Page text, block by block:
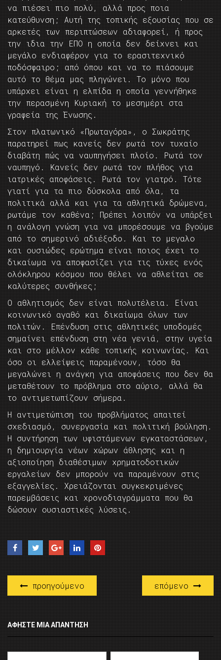
να πιέσει πιο πολύ, αλλά προς ποια
κατεύθυνση; Αυτή της τοπικής εξουσίας που σε
αρκετές των περιπτώσεων αδιαφορεί, ή προς
την ιδια την ΕΠΟ η οποία δεν δείχνει και
μεγάλο ενδιαφέρον για το ερασιτεχνικό
ποδόσφαιρο; από όπου και να το πιάσουμε
αυτό το θέμα μας πληγώνει. Το μόνο που
υπάρχει είναι η ελπίδα η οποία γεννήθηκε
την περασμένη Κυριακή το μεσημέρι στα
γραφεία της Ένωσης.
Στον πλατωνικό «Πρωταγόρα», ο Σωκράτης
παρατηρεί πως κανείς δεν ρωτά τον τυχαίο
διαβάτη πώς να ναυπηγήσει πλοίο. Ρωτά τον
ναυπηγό. Κανείς δεν ρωτά τον πλήθος για
ιατρικές αποφάσεις. Ρωτά τον γιατρό. Τότε
γιατί για τα πιο δύσκολα από όλα, τα
πολιτικά αλλά και για τα αθλητικά δρώμενα,
ρωτάμε τον καθένα; Πρέπει λοιπόν να υπάρξει
η ανάλογη γνώση για να μπορέσουμε να βγούμε
από το σημερινό αδιέξοδο. Και το μεγαλο
και ουσιώδες ερώτημα είναι ποιος έχει το
δικαίωμα να αποφασίζει για τις τύχες ενός
ολόκληρου κόσμου που θέλει να αθλείται σε
καλύτερες συνθήκες;
Ο αθλητισμός δεν είναι πολυτέλεια. Είναι
κοινωνικό αγαθό και δικαίωμα όλων των
πολιτών. Επένδυση στις αθλητικές υποδομές
σημαίνει επένδυση στη νέα γενιά, στην υγεία
και στο μέλλον κάθε τοπικής κοινωνίας. Και
όσο οι ελλείψεις παραμένουν, τόσο θα
μεγαλώνει η ανάγκη για αποφάσεις που δεν θα
μεταθέτουν το πρόβλημα στο αύριο, αλλά θα
το αντιμετωπίζουν σήμερα.
Η αντιμετώπιση του προβλήματος απαιτεί
σχεδιασμό, συνεργασία και πολιτική βούληση.
Η συντήρηση των υφιστάμενων εγκαταστάσεων,
η δημιουργία νέων χώρων άθλησης και η
αξιοποίηση διαθέσιμων χρηματοδοτικών
εργαλείων δεν μπορούν να παραμένουν στις
εξαγγελίες. Χρειάζονται συγκεκριμένες
παρεμβάσεις και χρονοδιαγράμματα που θα
δώσουν ουσιαστικές λύσεις.
προηγούμενο επόμενο
ΑΦΉΣΤΕ ΜΙΑ ΑΠΆΝΤΗΣΗ